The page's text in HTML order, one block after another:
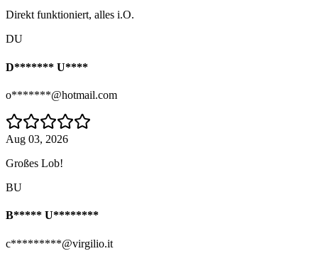
Direkt funktioniert, alles i.O.
DU
D******* U****
o*******@hotmail.com
Aug 03, 2026
Großes Lob!
BU
B***** U********
c*********@virgilio.it